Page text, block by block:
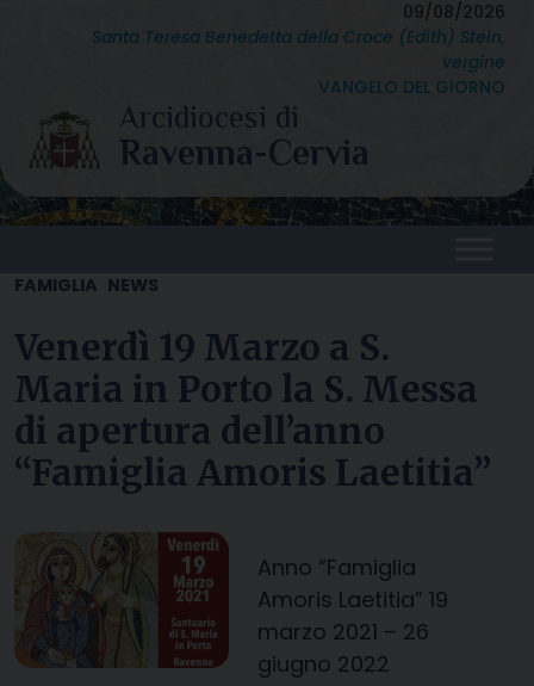
09/08/2026
Santa Teresa Benedetta della Croce (Edith) Stein,
vergine
VANGELO DEL GIORNO
FAMIGLIA NEWS
Venerdì 19 Marzo a S.
Maria in Porto la S. Messa
di apertura dell’anno
“Famiglia Amoris Laetitia”
Anno “Famiglia
Amoris Laetitia” 19
marzo 2021 – 26
giugno 2022